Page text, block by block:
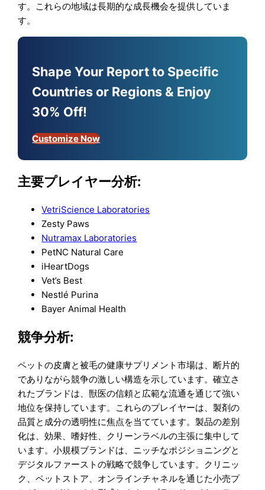
す。これらの地域は長期的な成長機会を提供していま
す。
Shape Your Report to Specific
Countries or Regions & Enjoy
30% Off!
Customize Now
主要プレイヤー分析:
VetriScience Laboratories
Zesty Paws
Nutramax Laboratories
PetNC Natural Care
iHeartDogs
Vet’s Best
Nestlé Purina
Bayer Animal Health
競争分析:
ペットの皮膚と被毛の健康サプリメント市場は、断片的
でありながら競争の激しい構造を示しています。確立さ
れたブランドは、獣医の信頼と広範な流通を通じて強い
地位を保持しています。これらのプレイヤーは、製剤の
品質と成分の透明性に焦点を当てています。製品の差別
化は、効果、嗜好性、クリーンラベルの主張に集中して
います。小規模ブランドは、ニッチなポジショニングと
デジタルファーストの戦略で競争しています。クリニッ
ク、ペットストア、オンラインチャネルを通じた小売プ